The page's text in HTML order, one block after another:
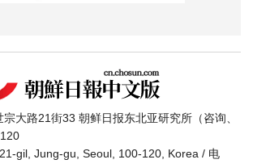
大路21街33 朝鲜日报东北亚研究所（咨询、
gil, Jung-gu, Seoul, 100-120, Korea / 电